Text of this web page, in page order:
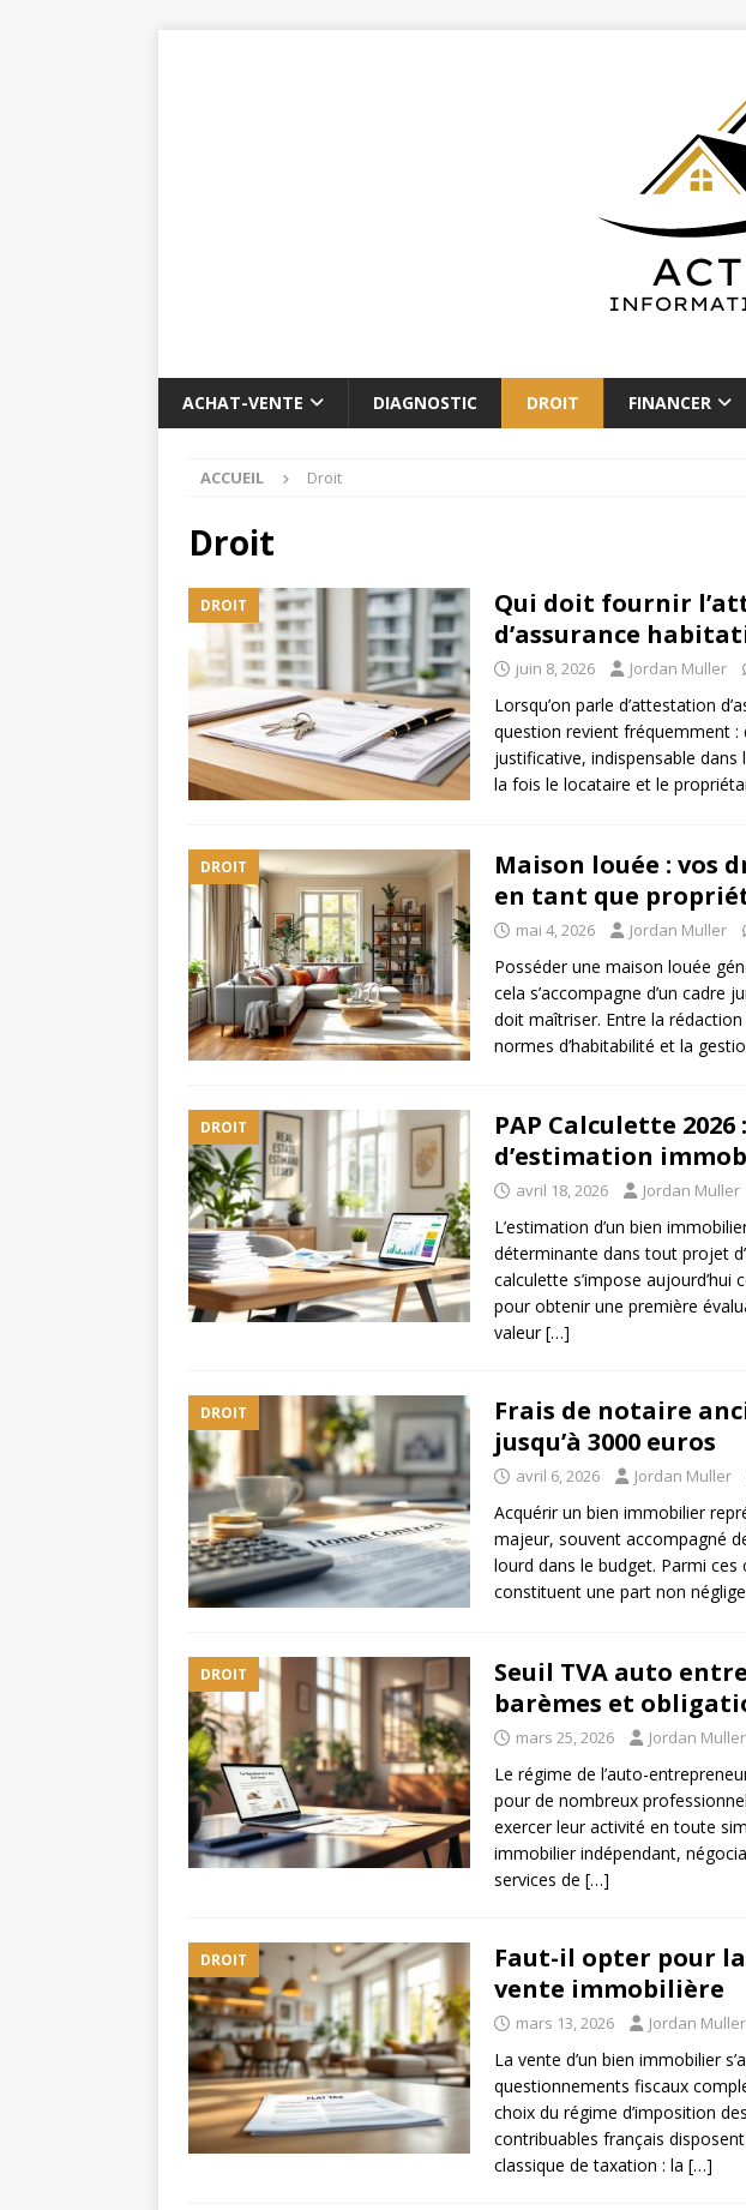
ACHAT-VENTE DIAGNOSTIC DROIT FINANCER
ACCUEIL Droit
Droit
DROIT
Qui doit fournir
d’assurance
juin 8, 2026 Jordan Muller
Lorsqu’on parle d’attestation
question revient fréquemment :
justificative, indispensable dans
la fois le locataire et le
DROIT
Maison louée : vos
en tant que
mai 4, 2026 Jordan Muller
Posséder une maison louée
cela s’accompagne d’un cadre
doit maîtriser. Entre la
normes d’habitabilité et la
DROIT
PAP Calculette
d’estimation
avril 18, 2026 Jordan Muller
L’estimation d’un bien
déterminante dans tout projet
calculette s’impose
pour obtenir une première
valeur[…]
DROIT
Frais de notaire
jusqu’à 3000 euros
avril 6, 2026 Jordan Muller
Acquérir un bien immobilier
majeur, souvent accompagné
lourd dans le budget. Parmi
constituent une part non
DROIT
Seuil TVA auto
barèmes et
mars 25, 2026 Jordan Muller
Le régime de l’auto-
pour de nombreux
exercer leur activité en toute
immobilier indépendant,
services de […]
DROIT
Faut-il opter pour
vente immobilière
mars 13, 2026 Jordan Muller
La vente d’un bien immobilier
questionnements fiscaux
choix du régime d’imposition
contribuables français
classique de taxation : la […]